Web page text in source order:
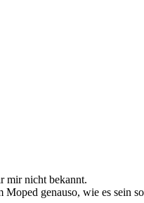
mir nicht bekannt.
genauso, wie es sein